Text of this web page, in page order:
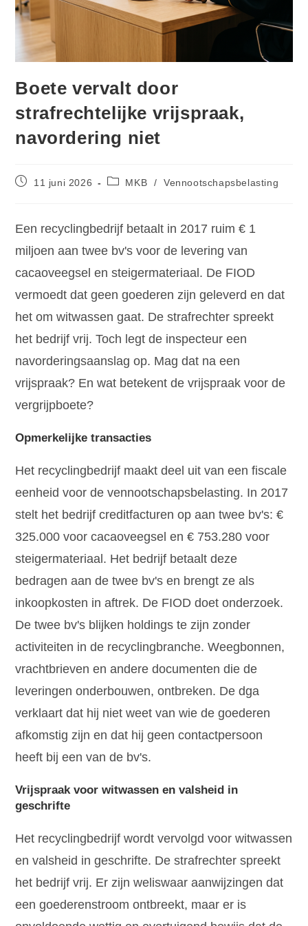
Boete vervalt door
strafrechtelijke vrijspraak,
navordering niet
11 juni 2026 MKB / Vennootschapsbelasting
Een recyclingbedrijf betaalt in 2017 ruim € 1
miljoen aan twee bv's voor de levering van
cacaoveegsel en steigermateriaal. De FIOD
vermoedt dat geen goederen zijn geleverd en dat
het om witwassen gaat. De strafrechter spreekt
het bedrijf vrij. Toch legt de inspecteur een
navorderingsaanslag op. Mag dat na een
vrijspraak? En wat betekent de vrijspraak voor de
vergrijpboete?
Opmerkelijke transacties
Het recyclingbedrijf maakt deel uit van een fiscale
eenheid voor de vennootschapsbelasting. In 2017
stelt het bedrijf creditfacturen op aan twee bv's: €
325.000 voor cacaoveegsel en € 753.280 voor
steigermateriaal. Het bedrijf betaalt deze
bedragen aan de twee bv's en brengt ze als
inkoopkosten in aftrek. De FIOD doet onderzoek.
De twee bv's blijken holdings te zijn zonder
activiteiten in de recyclingbranche. Weegbonnen,
vrachtbrieven en andere documenten die de
leveringen onderbouwen, ontbreken. De dga
verklaart dat hij niet weet van wie de goederen
afkomstig zijn en dat hij geen contactpersoon
heeft bij een van de bv's.
Vrijspraak voor witwassen en valsheid in
geschrifte
Het recyclingbedrijf wordt vervolgd voor witwassen
en valsheid in geschrifte. De strafrechter spreekt
het bedrijf vrij. Er zijn weliswaar aanwijzingen dat
een goederenstroom ontbreekt, maar er is